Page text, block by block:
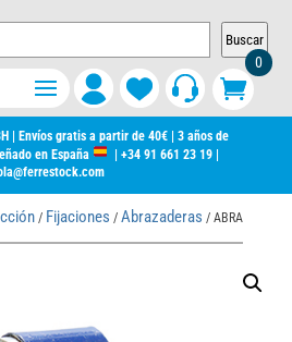
Buscar
0
| Envíos gratis a partir de 40€ | 3 años de
en España
+34 91 661 23 19|
/ Fijaciones / Abrazaderas / ABRAZADERA